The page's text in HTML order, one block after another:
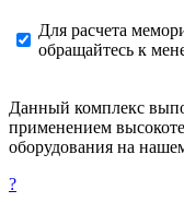
Для расчета
обращайтесь к
Данный комплекс
применением
оборудования на
?